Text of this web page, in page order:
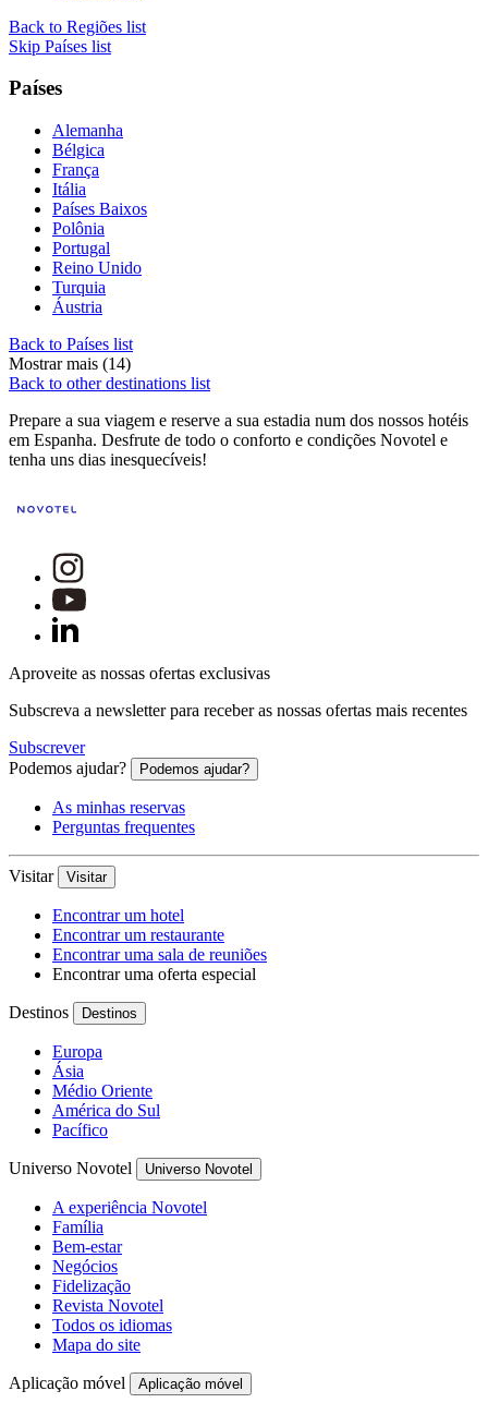
Back to Regiões list
Skip Países list
Países
Alemanha
Bélgica
França
Itália
Países Baixos
Polônia
Portugal
Reino Unido
Turquia
Áustria
Back to Países list
Mostrar mais (14)
Back to other destinations list
Prepare a sua viagem e reserve a sua estadia num dos nossos hotéis
em Espanha. Desfrute de todo o conforto e condições Novotel e
tenha uns dias inesquecíveis!
Aproveite as nossas ofertas exclusivas
Subscreva a newsletter para receber as nossas ofertas mais recentes
Subscrever
Podemos ajudar?
Podemos ajudar?
As minhas reservas
Perguntas frequentes
Visitar Visitar
Encontrar um hotel
Encontrar um restaurante
Encontrar uma sala de reuniões
Encontrar uma oferta especial
Destinos Destinos
Europa
Ásia
Médio Oriente
América do Sul
Pacífico
Universo Novotel Universo Novotel
A experiência Novotel
Família
Bem-estar
Negócios
Fidelização
Revista Novotel
Todos os idiomas
Mapa do site
Aplicação móvel Aplicação móvel